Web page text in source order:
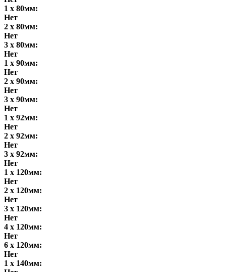
1 x 80мм:
Нет
2 x 80мм:
Нет
3 x 80мм:
Нет
1 x 90мм:
Нет
2 x 90мм:
Нет
3 x 90мм:
Нет
1 x 92мм:
Нет
2 x 92мм:
Нет
3 x 92мм:
Нет
1 x 120мм:
Нет
2 x 120мм:
Нет
3 x 120мм:
Нет
4 x 120мм:
Нет
6 x 120мм:
Нет
1 x 140мм: